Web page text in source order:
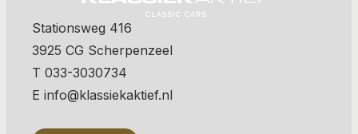
Stationsweg 416
3925 CG Scherpenzeel
T 033-3030734
E info@klassiekaktief.nl